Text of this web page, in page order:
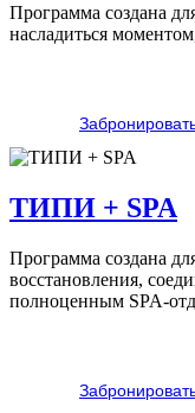
Программа создана
насладиться
ТИПИ + SPA
Программа создана
восстановления,
полноценным SPA-